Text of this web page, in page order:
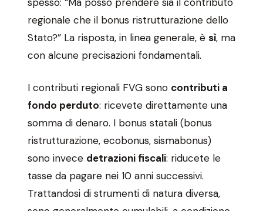
regionale che il bonus ristrutturazione dello
Stato?” La risposta, in linea generale, è sì, ma
con alcune precisazioni fondamentali.
I contributi regionali FVG sono contributi a
fondo perduto: ricevete direttamente una
somma di denaro. I bonus statali (bonus
ristrutturazione, ecobonus, sismabonus)
sono invece detrazioni fiscali: riducete le
tasse da pagare nei 10 anni successivi.
Trattandosi di strumenti di natura diversa,